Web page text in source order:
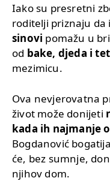
Iako su presretni
roditelji priznaju
sinovi pomažu u
od bake, djeda i
mezimicu.
Ova nevjerovatna
život može donijeti
kada ih najmanje
Bogdanović
će, bez sumnje,
njihov dom.